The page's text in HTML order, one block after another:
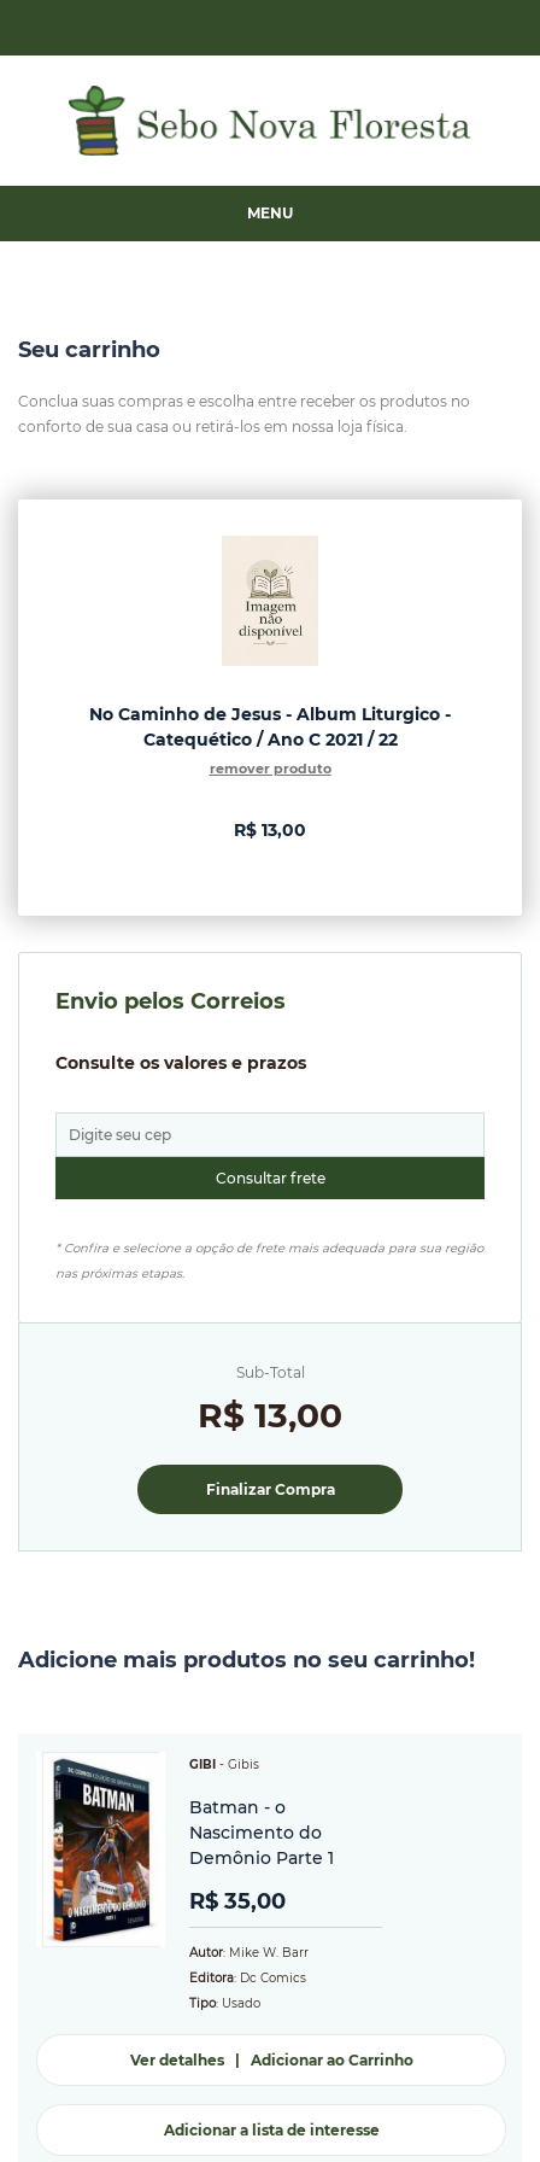
MENU
Seu carrinho
Conclua suas compras e escolha entre receber os produtos no
conforto de sua casa ou retirá-los em nossa loja física.
No Caminho de Jesus - Album Liturgico -
Catequético / Ano C 2021 / 22
remover produto
R$ 13,00
Envio pelos Correios
Consulte os valores e prazos
* Confira e selecione a opção de frete mais adequada para sua região
nas próximas etapas.
Sub-Total
R$ 13,00
Finalizar Compra
Adicione mais produtos no seu carrinho!
GIBI - Gibis
Batman - o
Nascimento do
Demônio Parte 1
R$ 35,00
Autor: Mike W. Barr
Editora: Dc Comics
Tipo: Usado
Ver detalhes| Adicionar ao Carrinho
Adicionar a lista de interesse